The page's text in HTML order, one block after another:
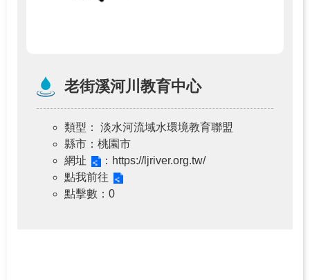
老街溪河川教育中心
類型 ： 淡水河流域水環境教育聯盟
縣市 ：桃園市
網址
：https://ljriver.org.tw/
點我前往
點擊數 ：0